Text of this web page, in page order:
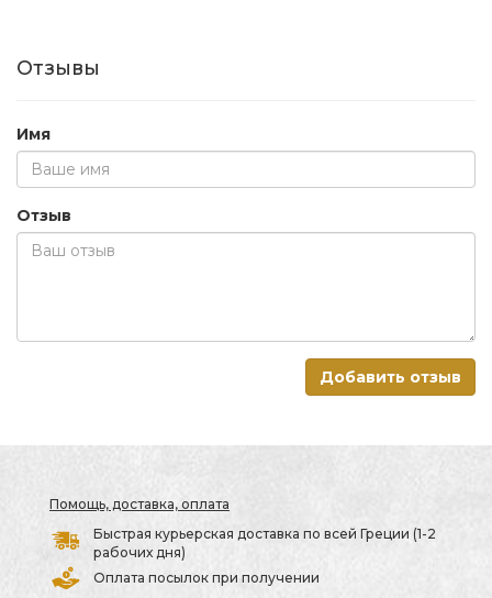
Отзывы
Имя
Отзыв
Добавить отзыв
Помощь, доставка, оплата
Быстрая курьерская доставка по всей Греции (1-2
рабочих дня)
Оплата посылок при получении